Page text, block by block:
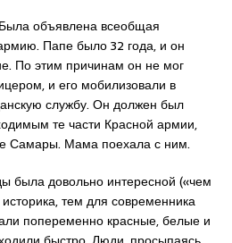
объявлена всеобщая
Папе было 32 года, и он
По этим причинам он не мог
и его мобилизовали в
службу. Он должен был
те части Красной армии,
Самары. Мама поехала с ним.
была довольно интересной («чем
тем для современника
попеременно красные, белые и